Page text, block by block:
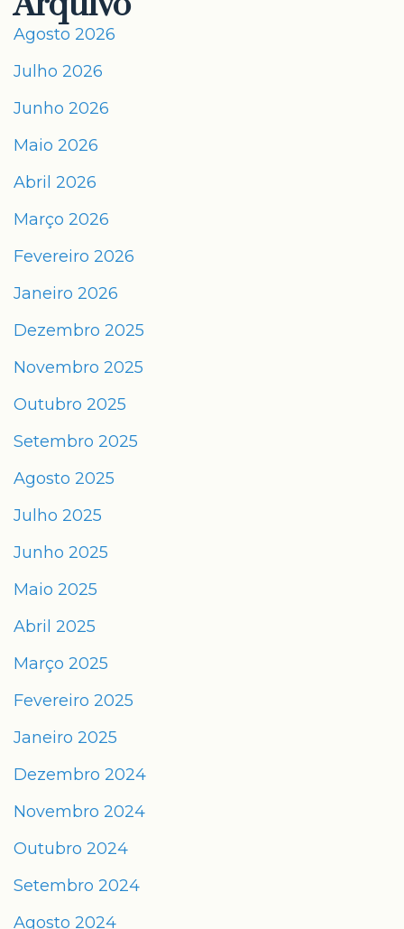
Agosto 2026
Julho 2026
Junho 2026
Maio 2026
Abril 2026
Março 2026
Fevereiro 2026
Janeiro 2026
Dezembro 2025
Novembro 2025
Outubro 2025
Setembro 2025
Agosto 2025
Julho 2025
Junho 2025
Maio 2025
Abril 2025
Março 2025
Fevereiro 2025
Janeiro 2025
Dezembro 2024
Novembro 2024
Outubro 2024
Setembro 2024
Agosto 2024